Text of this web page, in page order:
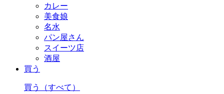
カレー
美食娘
名水
パン屋さん
スイーツ店
酒屋
買う
買う （すべて）